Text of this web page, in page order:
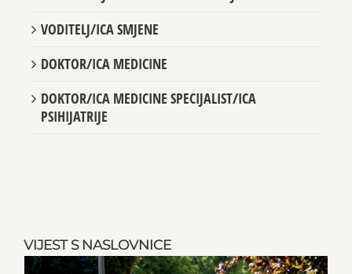
VIJEST S NASLOVNICE
RADIOLOGIJE/KLINIČKE RADIOLOGIJE
VODITELJ/ICA SMJENE
DOKTOR/ICA MEDICINE
DOKTOR/ICA MEDICINE SPECIJALIST/ICA
PSIHIJATRIJE